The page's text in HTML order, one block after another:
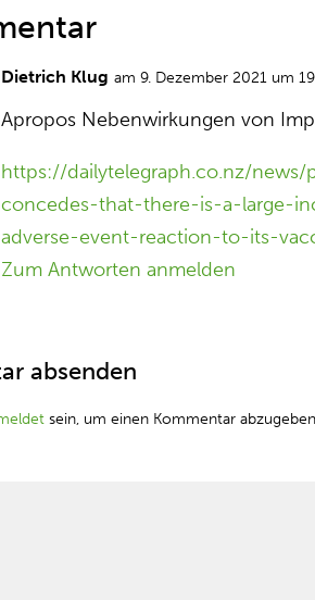
Dietrich Klug am 9. Dezember 2021 um
Apropos Nebenwirkungen von
https://dailytelegraph.co.nz/
concedes-that-there-is-a-large-
adverse-event-reaction-to-its-
Zum Antworten anmelden
absenden
sein, um einen Kommentar